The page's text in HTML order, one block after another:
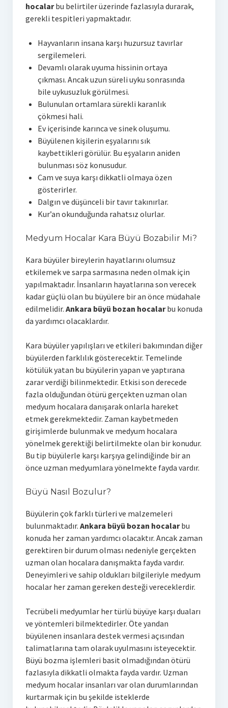
hocalarbu belirtiler üzerinde fazlasıyla durarak,
gerekli tespitleri yapmaktadır.
Hayvanların insana karşı huzursuz tavırlar
sergilemeleri.
Devamlı olarak uyuma hissinin ortaya
çıkması. Ancak uzun süreli uyku sonrasında
bile uykusuzluk görülmesi.
Bulunulan ortamlara sürekli karanlık
çökmesi hali.
Ev içerisinde karınca ve sinek oluşumu.
Büyülenen kişilerin eşyalarını sık
kaybettikleri görülür. Bu eşyaların aniden
bulunması söz konusudur.
Cam ve suya karşı dikkatli olmaya özen
gösterirler.
Dalgın ve düşünceli bir tavır takınırlar.
Kur’an okunduğunda rahatsız olurlar.
Medyum Hocalar Kara Büyü Bozabilir Mi?
Kara büyüler bireylerin hayatlarını olumsuz
etkilemek ve sarpa sarmasına neden olmak için
yapılmaktadır. İnsanların hayatlarına son verecek
kadar güçlü olan bu büyülere bir an önce müdahale
edilmelidir. Ankara büyü bozan hocalarbu konuda
da yardımcı olacaklardır.
Kara büyüler yapılışları ve etkileri bakımından diğer
büyülerden farklılık gösterecektir. Temelinde
kötülük yatan bu büyülerin yapan ve yaptırana
zarar verdiği bilinmektedir. Etkisi son derecede
fazla olduğundan ötürü gerçekten uzman olan
medyum hocalara danışarak onlarla hareket
etmek gerekmektedir. Zaman kaybetmeden
girişimlerde bulunmak ve medyum hocalara
yönelmek gerektiği belirtilmekte olan bir konudur.
Bu tip büyülerle karşı karşıya gelindiğinde bir an
önce uzman medyumlara yönelmekte fayda vardır.
Büyü Nasıl Bozulur?
Büyülerin çok farklı türleri ve malzemeleri
bulunmaktadır. Ankara büyü bozan hocalarbu
konuda her zaman yardımcı olacaktır. Ancak zaman
gerektiren bir durum olması nedeniyle gerçekten
uzman olan hocalara danışmakta fayda vardır.
Deneyimleri ve sahip oldukları bilgileriyle medyum
hocalar her zaman gereken desteği vereceklerdir.
Tecrübeli medyumlar her türlü büyüye karşı duaları
ve yöntemleri bilmektedirler. Öte yandan
büyülenen insanlara destek vermesi açısından
talimatlarına tam olarak uyulmasını isteyecektir.
Büyü bozma işlemleri basit olmadığından ötürü
fazlasıyla dikkatli olmakta fayda vardır. Uzman
medyum hocalar insanları var olan durumlarından
kurtarmak için bu şekilde isteklerde